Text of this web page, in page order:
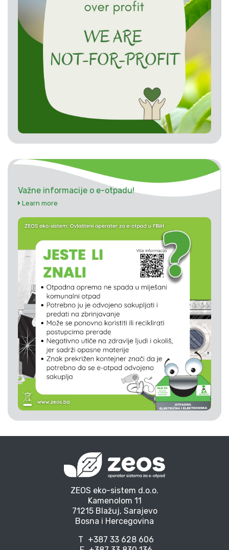
Važne informacije o e-otpadu!
Learn more
ZEOS eko-sistem d.o.o.
Kamenolom 11
71215 Blažuj, Sarajevo
Bosna i Hercegovina
T +387 33 628 606